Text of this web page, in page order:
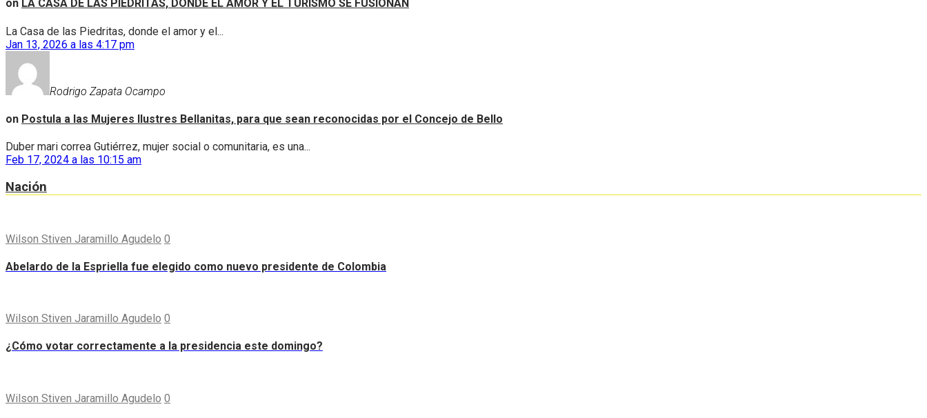
on LA CASA DE LAS PIEDRITAS, DONDE EL AMOR Y EL TURISMO SE FUSIONAN
La Casa de las Piedritas, donde el amor y el...
Jan 13, 2026 a las 4:17 pm
Rodrigo Zapata Ocampo
on Postula a las Mujeres Ilustres Bellanitas, para que sean reconocidas por el Concejo de Bello
Duber mari correa Gutiérrez, mujer social o comunitaria, es una...
Feb 17, 2024 a las 10:15 am
Nación
Wilson Stiven Jaramillo Agudelo 0
Abelardo de la Espriella fue elegido como nuevo presidente de Colombia
Wilson Stiven Jaramillo Agudelo 0
¿Cómo votar correctamente a la presidencia este domingo?
Wilson Stiven Jaramillo Agudelo 0